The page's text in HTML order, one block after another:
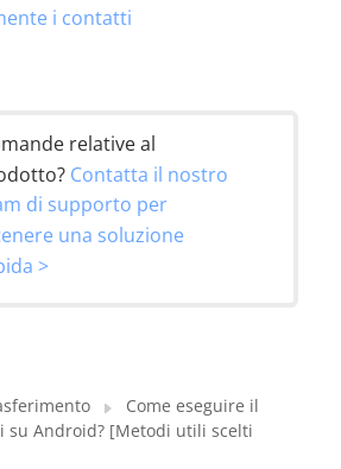
i contatti
relative al
Contatta il nostro
di supporto per
una soluzione
>
Come eseguire il
su Android? [Metodi utili scelti